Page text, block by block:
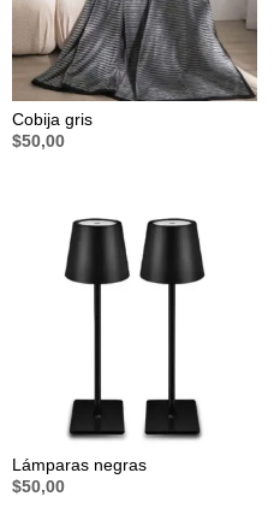
Cobija gris
$50,00
Lámparas negras
$50,00